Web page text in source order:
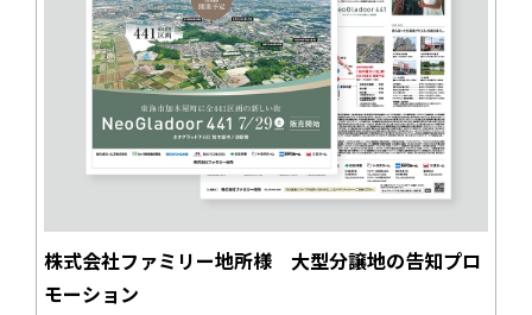
株式会社ファミリー地所様 大型分譲地の告知プロ
モーション